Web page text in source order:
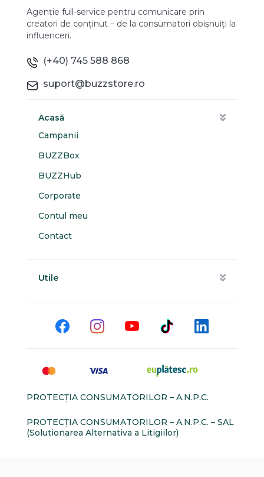
Agenție full-service pentru comunicare prin
creatori de conținut – de la consumatori obișnuiți la
influenceri.
(+40) 745 588 868
suport@buzzstore.ro
Acasă
Campanii
BUZZBox
BUZZHub
Corporate
Contul meu
Contact
Utile
PROTECŢIA CONSUMATORILOR – A.N.P.C.
PROTECŢIA CONSUMATORILOR – A.N.P.C. – SAL
(Solutionarea Alternativa a Litigiilor)